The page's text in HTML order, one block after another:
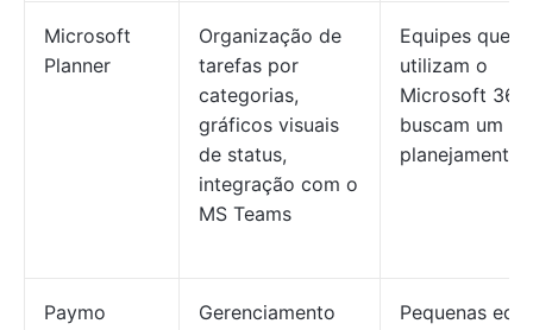
Microsoft
Planner
Organização de
tarefas por
categorias,
gráficos visuais
de status,
integração com o
MS Teams
Equipes que já
utilizam o
Microsoft 365
buscam um
planejamento
Paymo Gerenciamento Pequenas